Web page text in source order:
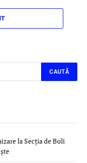
la Secția de Boli